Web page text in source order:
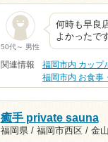
50代～ 男性
何時も早良
よかったです
関連情報 福岡市内 カップ
福岡市内 お食事
癒手 private sauna
福岡県 / 福岡市西区 / 金